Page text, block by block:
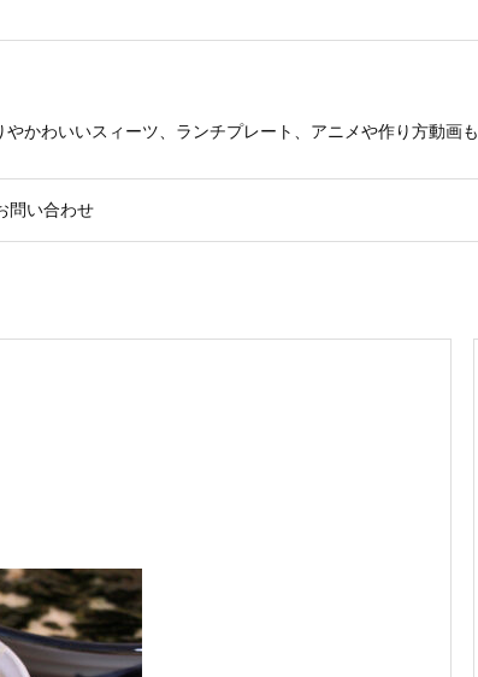
かわいいスィーツ、ランチプレート、アニメや作り方動画も
問い合わせ